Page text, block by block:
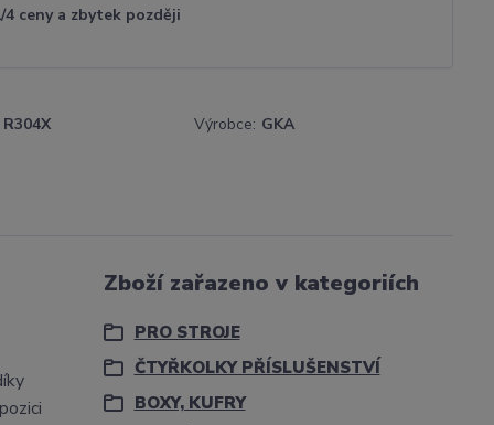
ceny a zbytek později
R304X Výrobce: GKA
Zboží zařazeno v kategoriích
PRO STROJE
ČTYŘKOLKY PŘÍSLUŠENSTVÍ
BOXY, KUFRY